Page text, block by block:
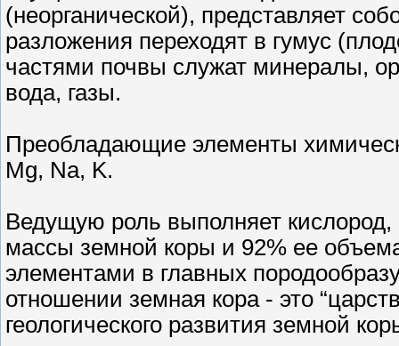
(неорганической), представляет
разложения переходят в гумус
частями почвы служат минералы,
вода, газы.
Преобладающие элементы
Mg, Na, K.
Ведущую роль выполняет кислород,
массы земной коры и 92% ее
элементами в главных
отношении земная кора - это
геологического развития земной